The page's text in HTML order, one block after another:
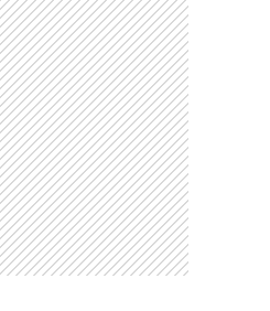
PUBLICIDADE